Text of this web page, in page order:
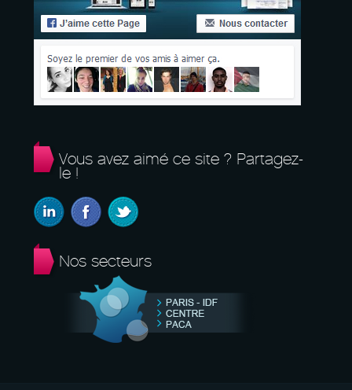
Vous avez aimé ce site ? Partagez-
le !
Nos secteurs